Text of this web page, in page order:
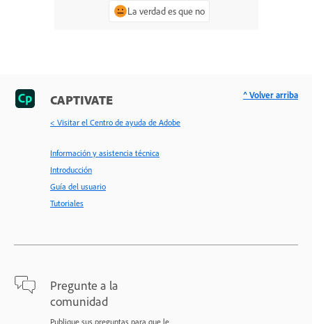
La verdad es que no
CAPTIVATE
< Visitar el Centro de ayuda de Adobe
Información y asistencia técnica
Introducción
Guía del usuario
Tutoriales
Pregunte a la
comunidad
Publique sus preguntas para que le
^ Volver arriba